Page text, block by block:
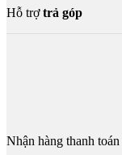
Hỗ trợtrả góp
Nhận hàng thanh toán